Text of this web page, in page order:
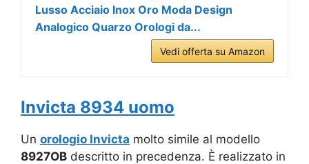
Lusso Acciaio Inox Oro Moda Design
Analogico Quarzo Orologi da...
Vedi offerta su Amazon
Invicta 8934 uomo
Un orologio Invicta molto simile al modello
8927OB descritto in precedenza. È realizzato in